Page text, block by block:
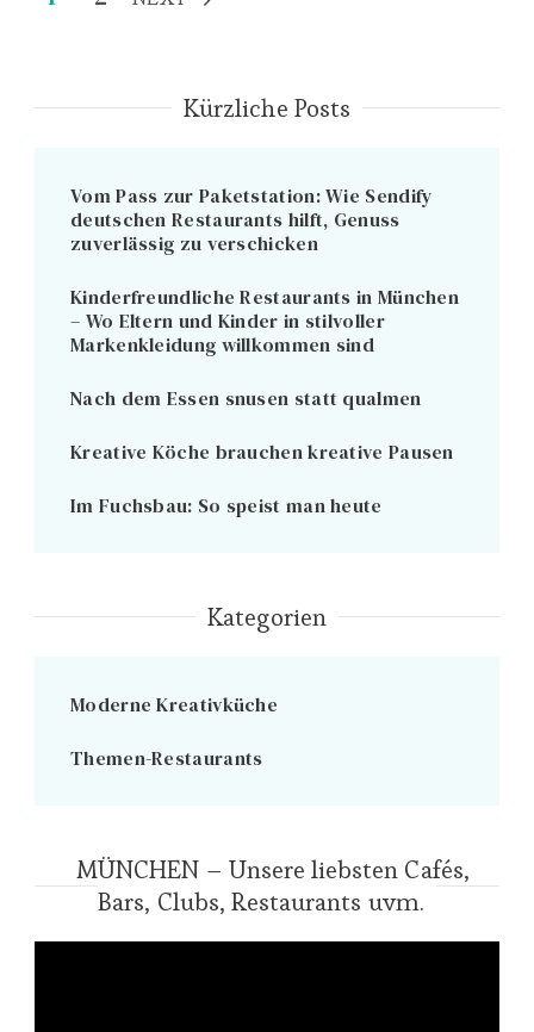
BeiträgeKürzliche Posts
Vom Pass zur Paketstation: Wie Sendify
deutschen Restaurants hilft, Genuss
zuverlässig zu verschicken
Kinderfreundliche Restaurants in München
– Wo Eltern und Kinder in stilvoller
Markenkleidung willkommen sind
Nach dem Essen snusen statt qualmen
Kreative Köche brauchen kreative Pausen
Im Fuchsbau: So speist man heute
Kategorien
Moderne Kreativküche
Themen-Restaurants
MÜNCHEN – Unsere liebsten Cafés,
Bars, Clubs, Restaurants uvm.